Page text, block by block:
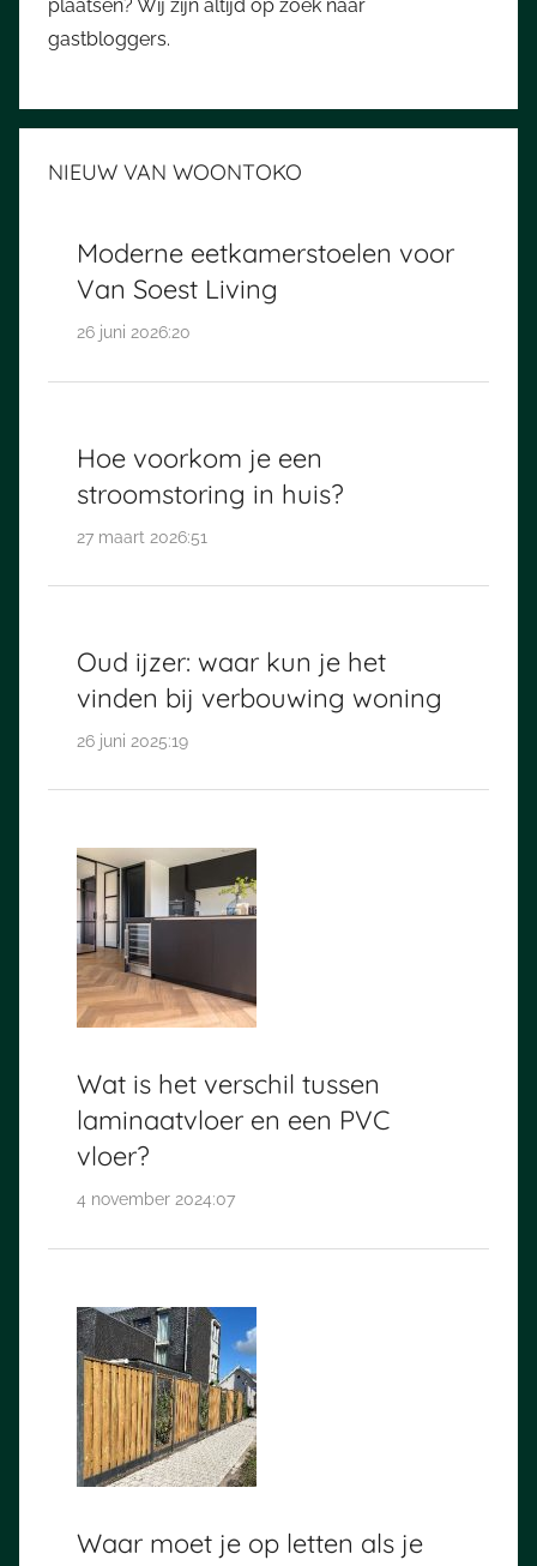
plaatsen? Wij zijn altijd op zoek naar
gastbloggers.
NIEUW VAN WOONTOKO
Moderne eetkamerstoelen voor
Van Soest Living
26 juni 2026:20
Hoe voorkom je een
stroomstoring in huis?
27 maart 2026:51
Oud ijzer: waar kun je het
vinden bij verbouwing woning
26 juni 2025:19
Wat is het verschil tussen
laminaatvloer en een PVC
vloer?
4 november 2024:07
Waar moet je op letten als je